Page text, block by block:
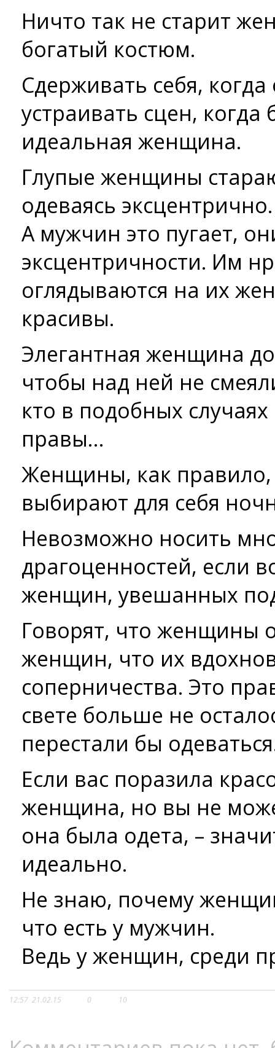
Ничто так не старит
богатый костюм.
Сдерживать себя,
устраивать сцен, когда
идеальная женщина.
Глупые женщины
одеваясь эксцентрично.
А мужчин это пугает,
эксцентричности. Им
оглядываются на их
красивы.
Элегантная женщина
чтобы над ней не
кто в подобных случаях
правы…
Женщины, как правило,
выбирают для себя
Невозможно носить
драгоценностей, если
женщин, увешанных
Говорят, что женщины
женщин, что их
соперничества. Это
свете больше не
перестали бы
Если вас поразила
женщина, но вы не
она была одета, –
идеально.
Не знаю, почему
что есть у мужчин.
Ведь у женщин, среди
12:57 21.02.15 0 10